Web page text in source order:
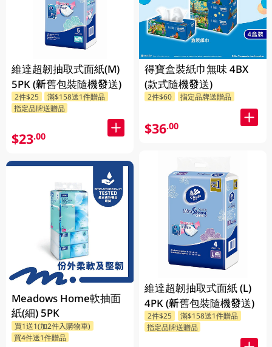
維達超韌抽取式面紙(M)
5PK (新舊包裝隨機發送)
2件$25
滿$158送1件贈品
指定品牌送贈品
$23.00
Meadows Home軟抽面
紙(細) 5PK
買1送1(加2件入購物車)
買4件送1件贈品
得寶盒裝紙巾無味 4BX
(款式隨機發送)
2件$60 指定品牌送贈品
$36.00
維達超韌抽取式面紙 (L)
4PK (新舊包裝隨機發送)
2件$25
滿$158送1件贈品
指定品牌送贈品